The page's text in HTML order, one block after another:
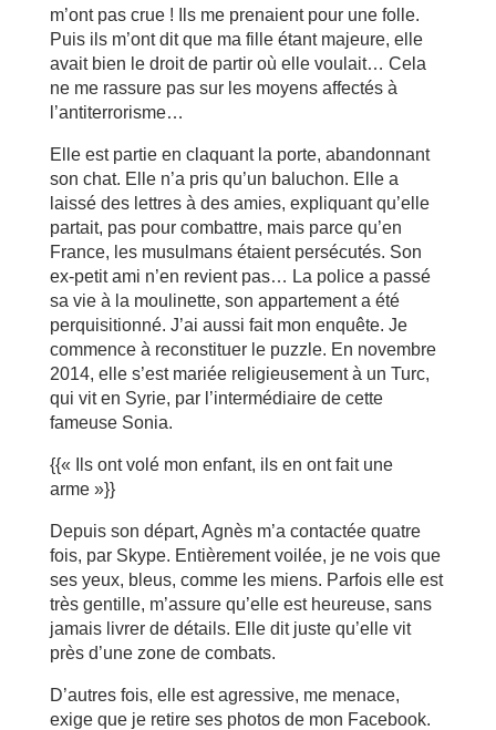
m’ont pas crue ! Ils me prenaient pour une folle.
Puis ils m’ont dit que ma fille étant majeure, elle
avait bien le droit de partir où elle voulait… Cela
ne me rassure pas sur les moyens affectés à
l’antiterrorisme…
Elle est partie en claquant la porte, abandonnant
son chat. Elle n’a pris qu’un baluchon. Elle a
laissé des lettres à des amies, expliquant qu’elle
partait, pas pour combattre, mais parce qu’en
France, les musulmans étaient persécutés. Son
ex-petit ami n’en revient pas… La police a passé
sa vie à la moulinette, son appartement a été
perquisitionné. J’ai aussi fait mon enquête. Je
commence à reconstituer le puzzle. En novembre
2014, elle s’est mariée religieusement à un Turc,
qui vit en Syrie, par l’intermédiaire de cette
fameuse Sonia.
{{« Ils ont volé mon enfant, ils en ont fait une
arme »}}
Depuis son départ, Agnès m’a contactée quatre
fois, par Skype. Entièrement voilée, je ne vois que
ses yeux, bleus, comme les miens. Parfois elle est
très gentille, m’assure qu’elle est heureuse, sans
jamais livrer de détails. Elle dit juste qu’elle vit
près d’une zone de combats.
D’autres fois, elle est agressive, me menace,
exige que je retire ses photos de mon Facebook.